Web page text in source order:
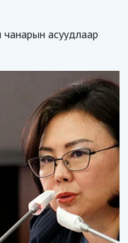
асуудлаар